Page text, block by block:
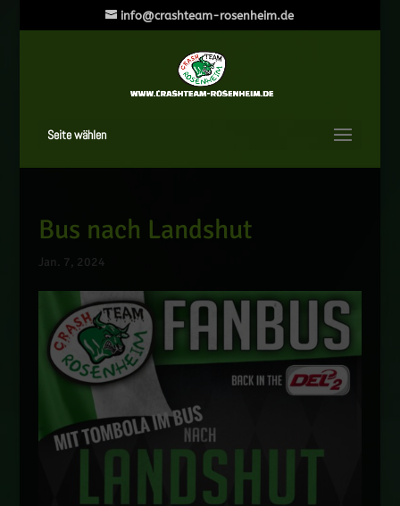
info@crashteam-rosenheim.de
Seite wählen
Bus nach Landshut
Jan. 7, 2024